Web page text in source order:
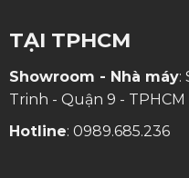
TẠI TPHCM
Showroom - Nhà máy:
Trinh - Quận 9 - TPHCM
Hotline: 0989.685.236